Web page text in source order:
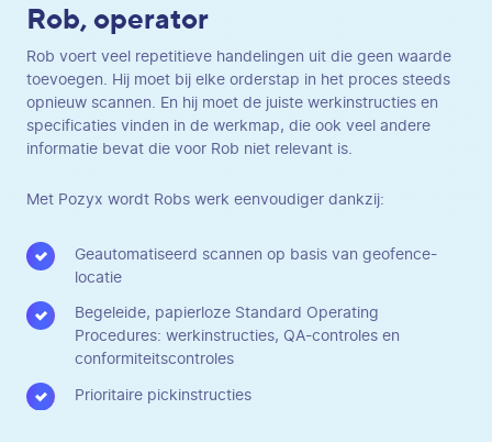
Rob, operator
Rob voert veel repetitieve handelingen uit die geen waarde
toevoegen. Hij moet bij elke orderstap in het proces steeds
opnieuw scannen. En hij moet de juiste werkinstructies en
specificaties vinden in de werkmap, die ook veel andere
informatie bevat die voor Rob niet relevant is.
Met Pozyx wordt Robs werk eenvoudiger dankzij:
Geautomatiseerd scannen op basis van geofence-
locatie
Begeleide, papierloze Standard Operating
Procedures: werkinstructies, QA-controles en
conformiteitscontroles
Prioritaire pickinstructies